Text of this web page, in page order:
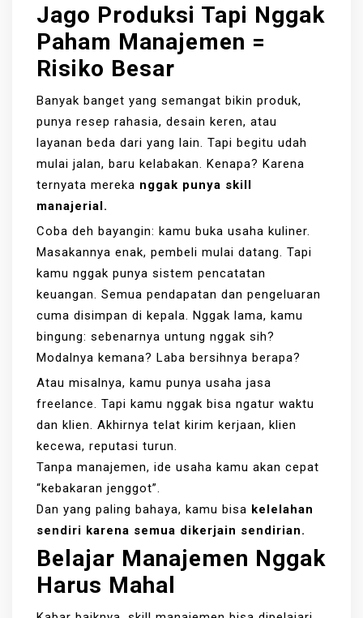
Jago Produksi Tapi Nggak
Paham Manajemen =
Risiko Besar
Banyak banget yang semangat bikin produk,
punya resep rahasia, desain keren, atau
layanan beda dari yang lain. Tapi begitu udah
mulai jalan, baru kelabakan. Kenapa? Karena
ternyata mereka nggak punya skill
manajerial.
Coba deh bayangin: kamu buka usaha kuliner.
Masakannya enak, pembeli mulai datang. Tapi
kamu nggak punya sistem pencatatan
keuangan. Semua pendapatan dan pengeluaran
cuma disimpan di kepala. Nggak lama, kamu
bingung: sebenarnya untung nggak sih?
Modalnya kemana? Laba bersihnya berapa?
Atau misalnya, kamu punya usaha jasa
freelance. Tapi kamu nggak bisa ngatur waktu
dan klien. Akhirnya telat kirim kerjaan, klien
kecewa, reputasi turun.
Tanpa manajemen, ide usaha kamu akan cepat
“kebakaran jenggot”.
Dan yang paling bahaya, kamu bisa kelelahan
sendiri karena semua dikerjain sendirian.
Belajar Manajemen Nggak
Harus Mahal